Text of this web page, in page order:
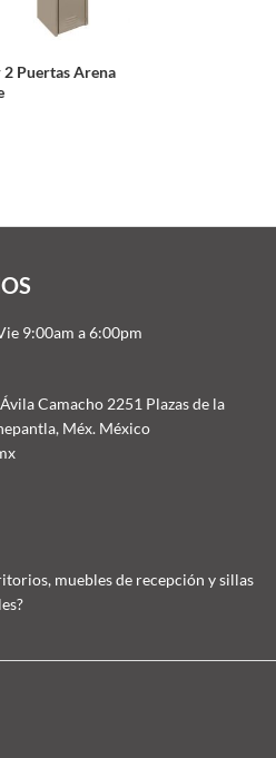
2 Puertas Arena
9:00am a 6:00pm
Camacho 2251 Plazas de la
Méx. México
muebles de recepción y sillas